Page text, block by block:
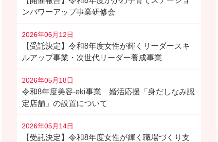
ンパワーアップ事業研修会
2026年06月12日
【受託決定】令和8年度女性が輝くリーダースキ
ルアップ事業・次世代リーダー養成事業
2026年05月18日
令和8年度美容-eki事業 婚活応援「身だしなみ認
定店舗」の設置について
2026年05月14日
【受託決定】令和8年度女性が輝く職場づくり支